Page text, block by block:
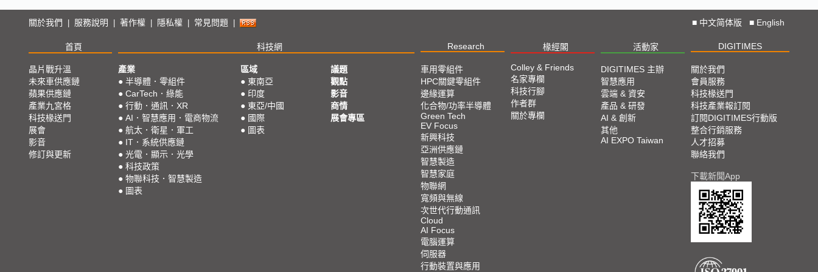
關於我們 服務說明 著作權 隱私權 常見問題 ■ 中文简体版 ■ English
首頁 科技網 Research 椽經閣 活動家 DIGITIMES
晶片戰升溫
未來車供應鏈
蘋果供應鏈
產業九宮格
科技椽送門
展會
影音
修訂與更新
產業
● 半導體．零組件
● CarTech．綠能
● 行動．通訊．XR
● AI．智慧應用．電商物流
● 航太．衛星．軍工
● IT．系統供應鏈
● 光電．顯示．光學
● 科技政策
● 物聯科技．智慧製造
● 圖表
區域
● 東南亞
● 印度
● 東亞/中國
● 國際
● 圖表
議題
觀點
影音
商情
展會專區
車用零組件
HPC關鍵零組件
邊緣運算
化合物/功率半導體
Green Tech
EV Focus
新興科技
亞洲供應鏈
智慧製造
智慧家庭
物聯網
寬頻與無線
次世代行動通訊
Cloud
AI Focus
電腦運算
伺服器
行動裝置與應用
Colley & Friends
名家專欄
科技行腳
作者群
關於專欄
DIGITIMES 主辦
智慧應用
雲端 & 資安
產品 & 研發
AI & 創新
其他
AI EXPO Taiwan
關於我們
會員服務
科技椽送門
科技產業報訂閱
訂閱DIGITIMES行動版
整合行銷服務
人才招募
聯絡我們
下載新聞App